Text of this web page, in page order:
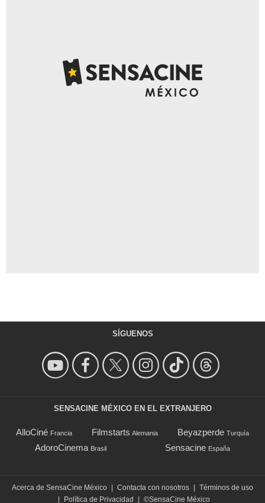
SÍGUENOS
SENSACINE MÉXICO EN EL EXTRANJERO
AlloCiné Francia Filmstarts Alemania Beyazperde Turquía
AdoroCinema Brasil Sensacine España
Acerca de SensaCine México Contacta con nosotros
Términos de uso
Política de Privacidad ©SensaCine México